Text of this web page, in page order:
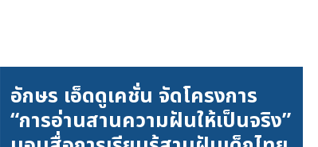
อักษร เอ็ดดูเคชั่น จัดโครงการ
“การอ่านสานความฝันให้เป็นจริง”